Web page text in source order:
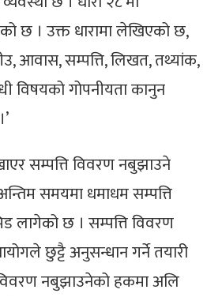
छ । उक्त धारामा लेखिएको छ,
आवास, सम्पत्ति, लिखत, तथ्यांक,
विषयको गोपनीयता कानुन
सम्पत्ति विवरण नबुझाउने
समयमा धमाधम सम्पत्ति
लागेको छ । सम्पत्ति विवरण
छुट्टै अनुसन्धान गर्ने तयारी
नबुझाउनेको हकमा अलि